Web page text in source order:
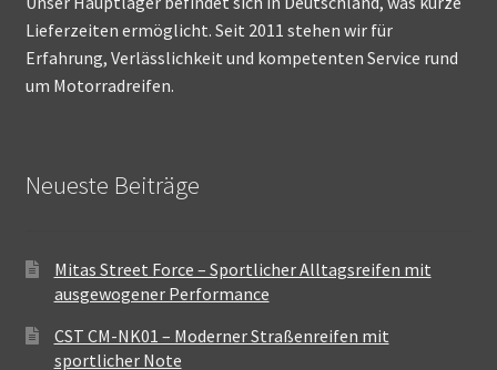
Lieferzeiten ermöglicht. Seit 2011 stehen wir für
Erfahrung, Verlässlichkeit und kompetenten Service rund
um Motorradreifen.
Neueste Beiträge
Mitas Street Force – Sportlicher Alltagsreifen mit
ausgewogener Performance
CST CM-NK01 – Moderner Straßenreifen mit
sportlicher Note